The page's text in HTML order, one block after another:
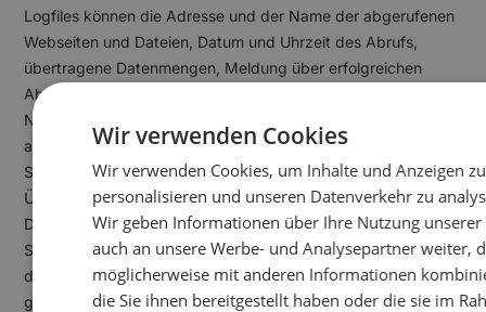
Logfiles können die Adresse und der Name der abgerufenen
Webseiten und Dateien, Datum und Uhrzeit des Abrufs,
übertragene Datenmengen, Meldung über erfolgreichen
Abruf, Browsertyp nebst Version, das Betriebssystem des
Nutzers, Referrer-URL und im Regelfall IP-Adressen und der
anfragende Provider gehören. Diese können zu
Sicherheitszwecken eingesetzt werden, z. B. um eine
Überlastung der Server zu vermeiden (insbesondere bei
DDoS-Attacken) und um die Auslastung der Server und ihre
Stabilität sicherzustellen. Logfile-Informationen werden für
die Dauer von maximal 30 Tagen gespeichert und danach
gelöscht oder anonymisiert. Daten, deren weitere
Wir verwenden Cookies
Wir verwenden Cookies, um Inhalte und Anzeigen zu
personalisieren und unseren Datenverkehr zu
Wir geben Informationen über Ihre Nutzung unserer
auch an unsere Werbe- und Analysepartner weiter,
möglicherweise mit anderen Informationen
die Sie ihnen bereitgestellt haben oder die sie im